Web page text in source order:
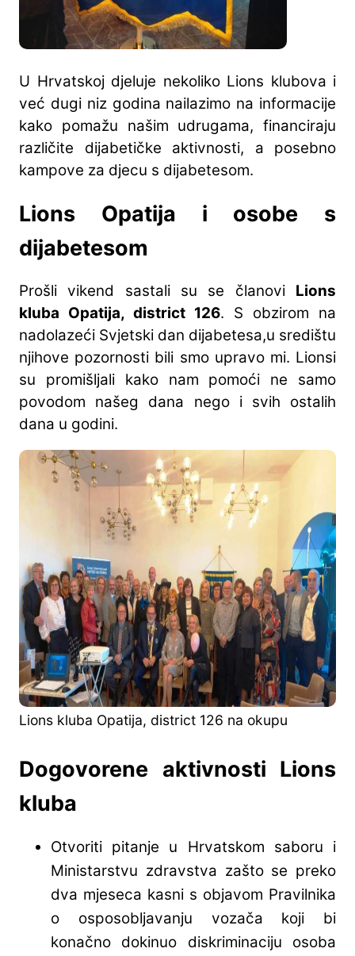
U Hrvatskoj djeluje nekoliko Lions klubova i
već dugi niz godina nailazimo na informacije
kako pomažu našim udrugama, financiraju
različite dijabetičke aktivnosti, a posebno
kampove za djecu s dijabetesom.
Lions Opatija i osobe s
dijabetesom
Prošli vikend sastali su se članovi Lions
kluba Opatija, district 126. S obzirom na
nadolazeći Svjetski dan dijabetesa,u središtu
njihove pozornosti bili smo upravo mi. Lionsi
su promišljali kako nam pomoći ne samo
povodom našeg dana nego i svih ostalih
dana u godini.
Lions kluba Opatija, district 126 na okupu
Dogovorene aktivnosti Lions
kluba
Otvoriti pitanje u Hrvatskom saboru i
Ministarstvu zdravstva zašto se preko
dva mjeseca kasni s objavom Pravilnika
o osposobljavanju vozača koji bi
konačno dokinuo diskriminaciju osoba